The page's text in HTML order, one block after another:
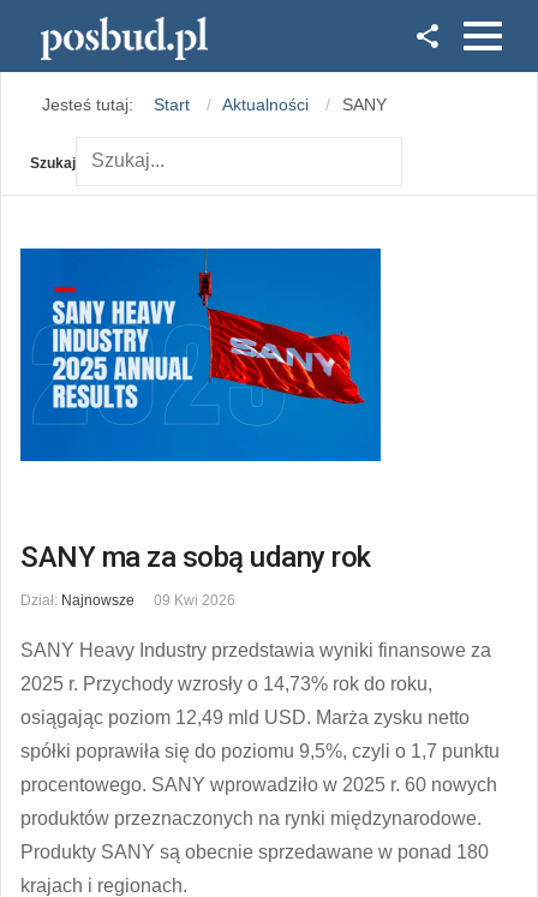
Instagram
Jesteś tutaj: Start Aktualności SANY
Szukaj
SANY ma za sobą udany rok
Dział: Najnowsze 09 Kwi 2026
SANY Heavy Industry przedstawia wyniki finansowe za
2025 r. Przychody wzrosły o 14,73% rok do roku,
osiągając poziom 12,49 mld USD. Marża zysku netto
spółki poprawiła się do poziomu 9,5%, czyli o 1,7 punktu
procentowego. SANY wprowadziło w 2025 r. 60 nowych
produktów przeznaczonych na rynki międzynarodowe.
Produkty SANY są obecnie sprzedawane w ponad 180
krajach i regionach.